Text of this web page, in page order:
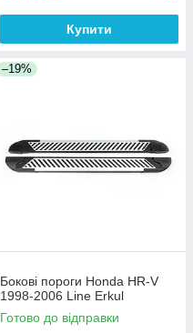
Купити
–19%
Бокові пороги Honda HR-V
1998-2006 Line Erkul
Готово до відправки